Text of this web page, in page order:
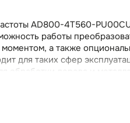
AD800-4T560-
работы
а также
для таких сфер
дерева и
и другого. Данный прибор
гибкость